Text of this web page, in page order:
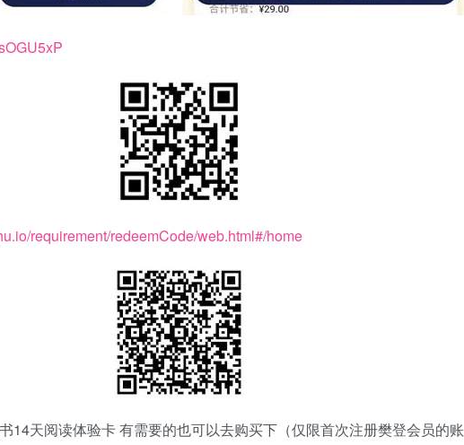
requirement/redeemCode/web.html#/home
14天阅读体验卡 有需要的也可以去购买下（仅限首次注册樊登会员的账